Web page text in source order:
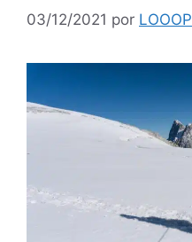
03/12/2021 por LOOOP